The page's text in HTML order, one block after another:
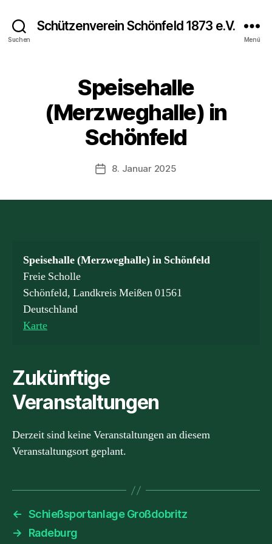
Suchen
Schützenverein Schönfeld 1873 e.V.
Menü
Speisehalle
(Merzweghalle) in
Schönfeld
Beitragsdatum
8. Januar 2025
Speisehalle (Merzweghalle) in Schönfeld
Freie Scholle
Schönfeld, Landkreis Meißen01561
Deutschland
KarteSpeisehalle
Schönfeld
Zukünftige
Veranstaltungen
Derzeit sind keine Veranstaltungen an diesem
Veranstaltungsort geplant.
← Schießsportanlage Großdobritz
→
Radeburg